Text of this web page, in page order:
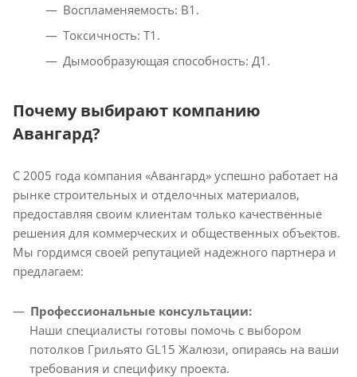
Воспламеняемость: В1.
Токсичность: Т1.
Дымообразующая способность: Д1.
Почему выбирают компанию
Авангард?
С 2005 года компания «Авангард» успешно работает на
рынке строительных и отделочных материалов,
предоставляя своим клиентам только качественные
решения для коммерческих и общественных объектов.
Мы гордимся своей репутацией надежного партнера и
предлагаем:
Профессиональные консультации:
Наши специалисты готовы помочь с выбором
потолков Грильято GL15 Жалюзи, опираясь на ваши
требования и специфику проекта.